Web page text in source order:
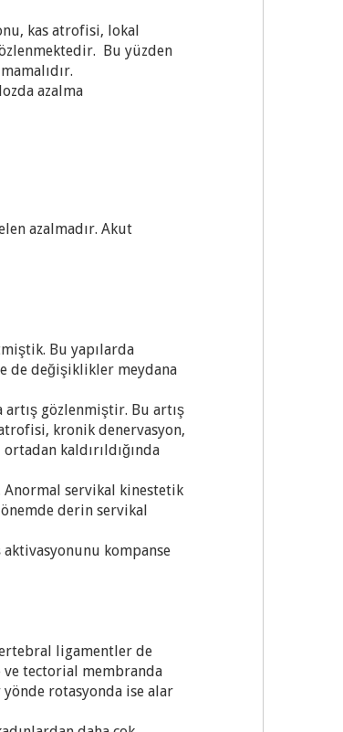
kas atrofisi, lokal
Bu yüzden
azalma
azalmadır. Akut
Bu yapılarda
de değişiklikler meydana
artış gözlenmiştir. Bu artış
kronik denervasyon,
kaldırıldığında
servikal kinestetik
derin servikal
aktivasyonunu kompanse
ligamentler de
ve tectorial membranda
rotasyonda ise alar